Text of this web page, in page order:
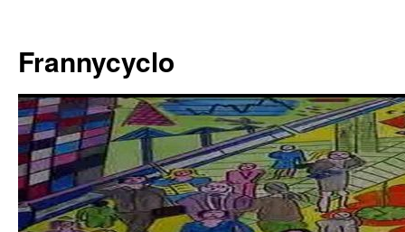
contenu
Frannycyclo